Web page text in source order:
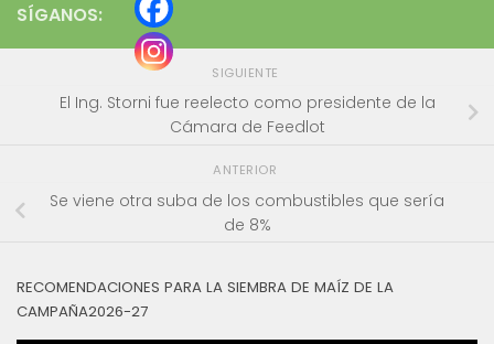
SÍGANOS:
SIGUIENTE
El Ing. Storni fue reelecto como presidente de la
Cámara de Feedlot
ANTERIOR
Se viene otra suba de los combustibles que sería
de 8%
RECOMENDACIONES PARA LA SIEMBRA DE MAÍZ DE LA
CAMPAÑA2026-27